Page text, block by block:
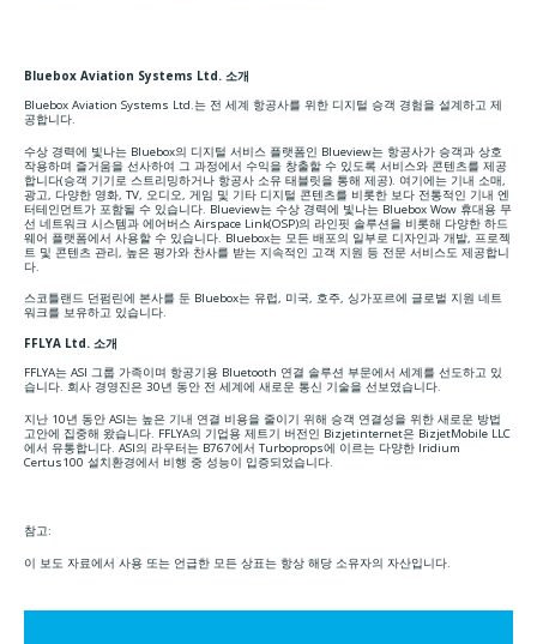
Bluebox Aviation Systems Ltd. 소개
Bluebox Aviation Systems Ltd.는 전 세계 항공사를 위한 디지털 승객 경험을 설계하고 제
공합니다.
수상 경력에 빛나는 Bluebox의 디지털 서비스 플랫폼인 Blueview는 항공사가 승객과 상호
작용하며 즐거움을 선사하여 그 과정에서 수익을 창출할 수 있도록 서비스와 콘텐츠를 제공
합니다(승객 기기로 스트리밍하거나 항공사 소유 태블릿을 통해 제공). 여기에는 기내 소매,
광고, 다양한 영화, TV, 오디오, 게임 및 기타 디지털 콘텐츠를 비롯한 보다 전통적인 기내 엔
터테인먼트가 포함될 수 있습니다. Blueview는 수상 경력에 빛나는 Bluebox Wow 휴대용 무
선 네트워크 시스템과 에어버스 Airspace Link(OSP)의 라인핏 솔루션을 비롯해 다양한 하드
웨어 플랫폼에서 사용할 수 있습니다. Bluebox는 모든 배포의 일부로 디자인과 개발, 프로젝
트 및 콘텐츠 관리, 높은 평가와 찬사를 받는 지속적인 고객 지원 등 전문 서비스도 제공합니
다.
스코틀랜드 던펌린에 본사를 둔 Bluebox는 유럽, 미국, 호주, 싱가포르에 글로벌 지원 네트
워크를 보유하고 있습니다.
FFLYA Ltd. 소개
FFLYA는 ASI 그룹 가족이며 항공기용 Bluetooth 연결 솔루션 부문에서 세계를 선도하고 있
습니다. 회사 경영진은 30년 동안 전 세계에 새로운 통신 기술을 선보였습니다.
지난 10년 동안 ASI는 높은 기내 연결 비용을 줄이기 위해 승객 연결성을 위한 새로운 방법
고안에 집중해 왔습니다. FFLYA의 기업용 제트기 버전인 Bizjetinternet은 BizjetMobile LLC
에서 유통합니다. ASI의 라우터는 B767에서 Turboprops에 이르는 다양한 Iridium
Certus100 설치환경에서 비행 중 성능이 입증되었습니다.
참고:
이 보도 자료에서 사용 또는 언급한 모든 상표는 항상 해당 소유자의 자산입니다.